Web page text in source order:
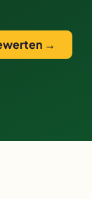
→